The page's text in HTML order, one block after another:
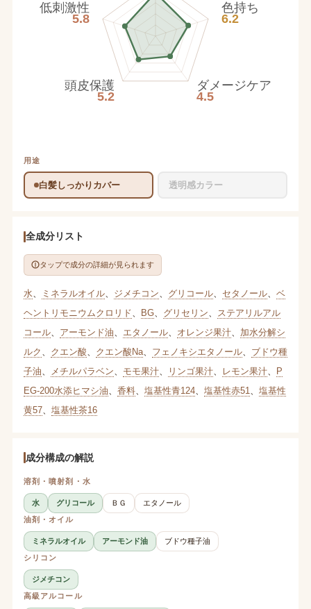
色持ち
6.2
ダメージケア
4.5
頭皮保護
5.2
低刺激性
5.8
用途
白髪しっかりカバー 透明感カラー
全成分リスト
タップで成分の詳細が見られます
水 ミネラルオイル、 ジメチコン グリコール、 セタノール、 ベ
ヘントリモニウムクロリド
BG、 グリセリン
ステアリルアル
コール、 アーモンド油 エタノール、 オレンジ果汁、 加水分解シ
ルク
クエン酸 クエン酸Na、 フェノキシエタノール、 ブドウ種
子油
メチルパラベン モモ果汁、 リンゴ果汁、 レモン果汁、 P
EG-200水添ヒマシ油
香料、 塩基性青124、 塩基性赤51
塩基性
黄57、 塩基性茶16
成分構成の解説
溶剤・噴射剤・水
水 グリコール ＢＧ
エタノール
油剤・オイル
ミネラルオイル アーモンド油
ブドウ種子油
シリコン
ジメチコン
高級アルコール